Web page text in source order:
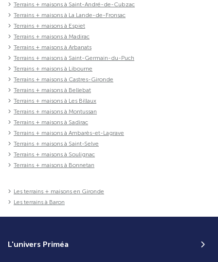
Terrains + maisons à Saint-André-de-Cubzac
Terrains + maisons à La Lande-de-Fronsac
Terrains + maisons à Espiet
Terrains + maisons à Madirac
Terrains + maisons à Arbanats
Terrains + maisons à Saint-Germain-du-Puch
Terrains + maisons à Libourne
Terrains + maisons à Castres-Gironde
Terrains + maisons à Bellebat
Terrains + maisons à Les Billaux
Terrains + maisons à Montussan
Terrains + maisons à Sadirac
Terrains + maisons à Ambarès-et-Lagrave
Terrains + maisons à Saint-Selve
Terrains + maisons à Soulignac
Terrains + maisons à Bonnetan
Les terrains + maisons en Gironde
Les terrains à Baron
L'univers Priméa